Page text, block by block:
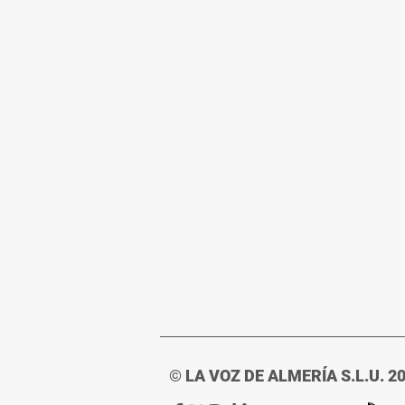
© LA VOZ DE ALMERÍA S.L.U.